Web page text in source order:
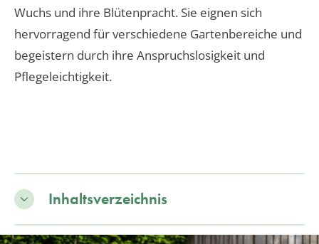
Wuchs und ihre Blütenpracht. Sie eignen sich
hervorragend für verschiedene Gartenbereiche und
begeistern durch ihre Anspruchslosigkeit und
Pflegeleichtigkeit.
Inhaltsverzeichnis